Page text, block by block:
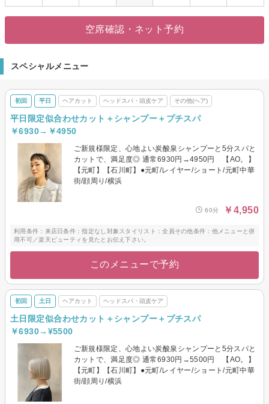
空席確認・ネット予約
スペシャルメニュー
初回 平日 ヘアカット ヘッドスパ・頭皮ケア その他(ヘア)
平日限定似合わせカット＋シャンプー＋プチスパ
￥6930→￥4950
ご新規様限定、心地よい炭酸泉シャンプーと5分スパと
カットで、満足度◎ 通常6930円→4950円 【AO。】
【元町】【石川町】●元町/レイヤー/ショート/元町中華
街/顔周り/横浜
60分 ￥4,950
利用条件：来店日条件：指定なし対象スタイリスト：全員その他条件：他メニューと併
用不可／楽天ビューティを見たとお伝え下さい。
このメニューで予約
初回 土日 ヘアカット ヘッドスパ・頭皮ケア
土日限定似合わせカット＋シャンプー＋プチスパ
￥6930→¥5500
ご新規様限定、心地よい炭酸泉シャンプーと5分スパと
カットで、満足度◎ 通常6930円→5500円 【AO。】
【元町】【石川町】●元町/レイヤー/ショート/元町中華
街/顔周り/横浜